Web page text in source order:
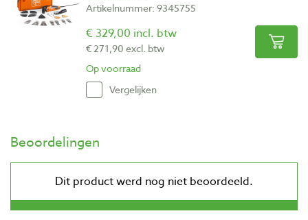
Artikelnummer: 9345755
€ 329,00 incl. btw
€ 271,90 excl. btw
Op voorraad
Vergelijken
Beoordelingen